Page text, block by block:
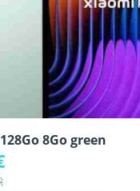
8Go green